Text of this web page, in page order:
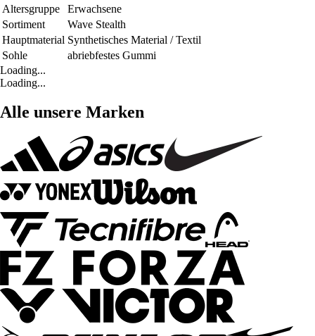
Altersgruppe
Erwachsene
Sortiment
Wave Stealth
Hauptmaterial Synthetisches Material / Textil
Sohle
abriebfestes Gummi
Loading...
Loading...
Alle unsere Marken